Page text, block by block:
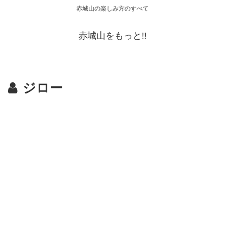
赤城山の楽しみ方のすべて
赤城山をもっと!!
ジロー